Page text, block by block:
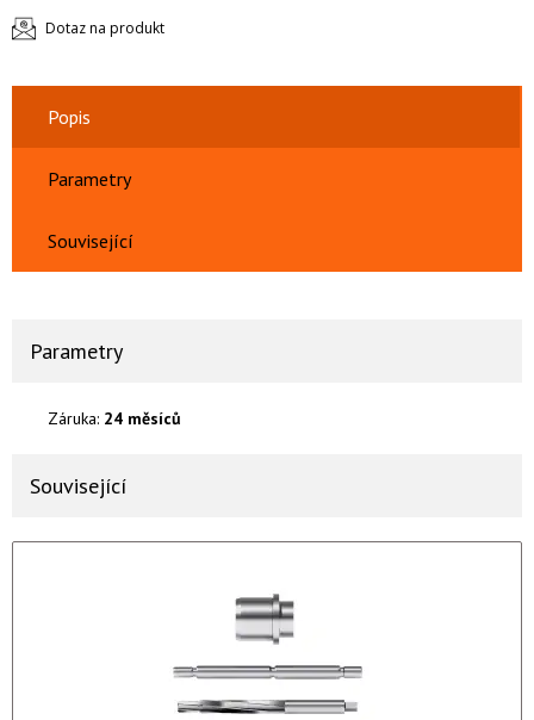
Dotaz na produkt
Popis
Parametry
Související
Parametry
Záruka: 24 měsíců
Související